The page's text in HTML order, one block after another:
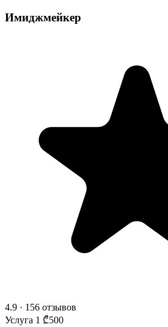
Имиджмейкер
4.9 · 156 отзывов
Услуга 1 ₾500